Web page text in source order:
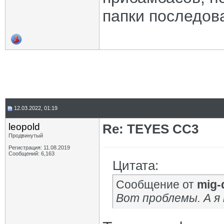
папки
12.03.2022, 01:19
leopold
Продвинутый
Регистрация: 11.08.2019
Сообщений: 6,163
Re: TEYES CC3
Цитата:
Сообщение от
Вот проблемы. А я